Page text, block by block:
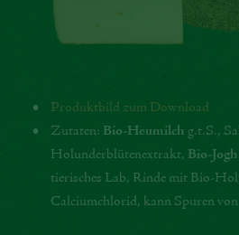
Produktbild zum Download
Zutaten: Bio-Heumilch g.t.S.,
Holunderblütenextrakt, Bio-
tierisches Lab, Rinde mit Bio-
Calciumchlorid, kann Spuren